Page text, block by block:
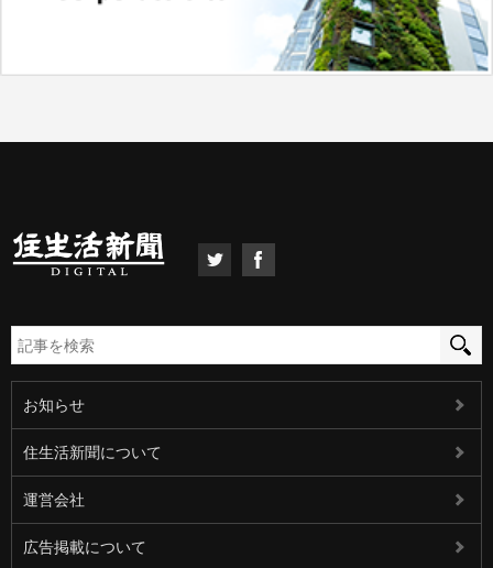
お知らせ
住生活新聞について
運営会社
広告掲載について